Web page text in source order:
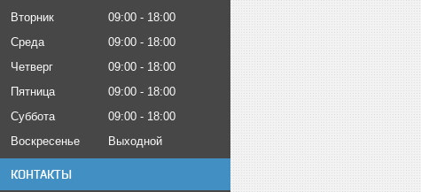
Вторник
09:00
18:00
Среда
09:00
18:00
Четверг
09:00
18:00
Пятница
09:00
18:00
Суббота
09:00
18:00
Воскресенье
Выходной
КОНТАКТЫ